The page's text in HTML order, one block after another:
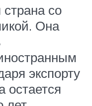
со
Она
экспорту
остается